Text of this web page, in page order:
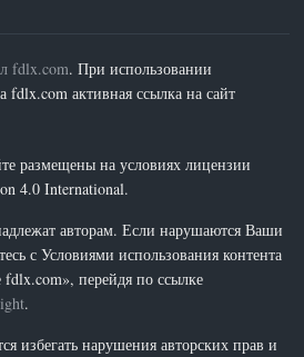
fdlx.com. При использовании
fdlx.com активная ссылка на сайт
размещены на условиях лицензии
4.0 International.
авторам. Если нарушаются Ваши
с Условиями использования контента
перейдя по ссылке
.
избегать нарушения авторских прав и